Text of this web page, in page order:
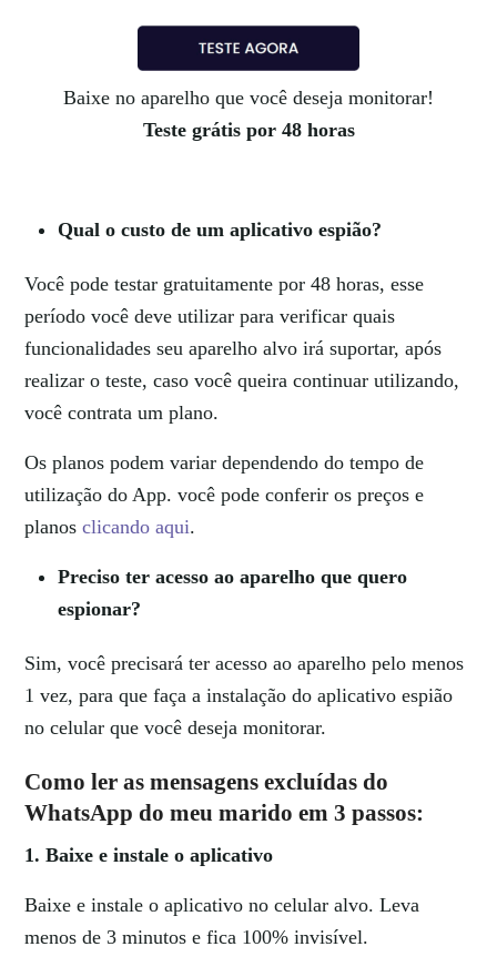
Baixe no aparelho que você deseja monitorar!
Teste grátis por 48 horas
Qual o custo de um aplicativo espião?
Você pode testar gratuitamente por 48 horas, esse
período você deve utilizar para verificar quais
funcionalidades seu aparelho alvo irá suportar, após
realizar o teste, caso você queira continuar utilizando,
você contrata um plano.
Os planos podem variar dependendo do tempo de
utilização do App. você pode conferir os preços e
planosclicando aqui.
Preciso ter acesso ao aparelho que quero
espionar?
Sim, você precisará ter acesso ao aparelho pelo menos
1 vez, para que faça a instalação do aplicativo espião
no celular que você deseja monitorar.
Como ler as mensagens excluídas do
WhatsApp do meu marido em 3 passos:
1. Baixe e instale o aplicativo
Baixe e instale o aplicativo no celular alvo. Leva
menos de 3 minutos e fica 100% invisível.